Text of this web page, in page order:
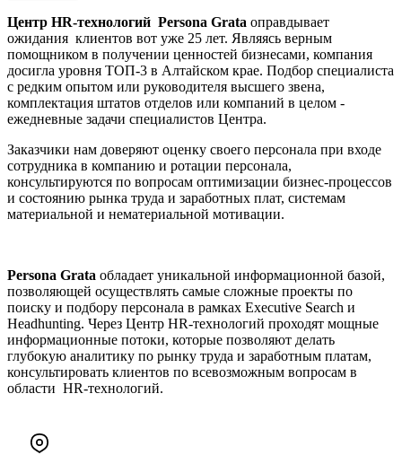
Центр HR-технологий Persona Grata оправдывает
ожидания клиентов вот уже 25 лет. Являясь верным
помощником в получении ценностей бизнесами, компания
досигла уровня ТОП-3 в Алтайском крае. Подбор специалиста
с редким опытом или руководителя высшего звена,
комплектация штатов отделов или компаний в целом -
ежедневные задачи специалистов Центра.
Заказчики нам доверяют оценку своего персонала при входе
сотрудника в компанию и ротации персонала,
консультируются по вопросам оптимизации бизнес-процессов
и состоянию рынка труда и заработных плат, системам
материальной и нематериальной мотивации.
Persona Grata обладает уникальной информационной базой,
позволяющей осуществлять самые сложные проекты по
поиску и подбору персонала в рамках Executive Search и
Headhunting. Через Центр HR-технологий проходят мощные
информационные потоки, которые позволяют делать
глубокую аналитику по рынку труда и заработным платам,
консультировать клиентов по всевозможным вопросам в
области HR-технологий.